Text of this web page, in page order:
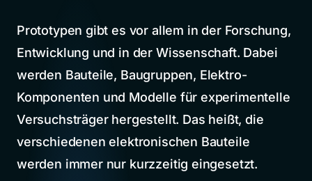
Prototypen gibt es vor allem in der Forschung,
Entwicklung und in der Wissenschaft. Dabei
werden Bauteile, Baugruppen, Elektro-
Komponenten und Modelle für experimentelle
Versuchsträger hergestellt. Das heißt, die
verschiedenen elektronischen Bauteile
werden immer nur kurzzeitig eingesetzt.